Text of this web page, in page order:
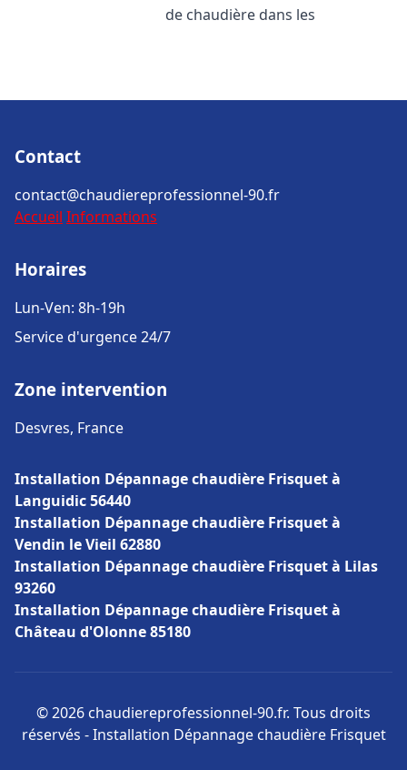
de chaudière dans les
Contact
contact@chaudiereprofessionnel-90.fr
Accueil Informations
Horaires
Lun-Ven: 8h-19h
Service d'urgence 24/7
Zone intervention
Desvres, France
Installation Dépannage chaudière Frisquet à
Languidic 56440
Installation Dépannage chaudière Frisquet à
Vendin le Vieil 62880
Installation Dépannage chaudière Frisquet à Lilas
93260
Installation Dépannage chaudière Frisquet à
Château d'Olonne 85180
© 2026 chaudiereprofessionnel-90.fr. Tous droits
réservés - Installation Dépannage chaudière Frisquet